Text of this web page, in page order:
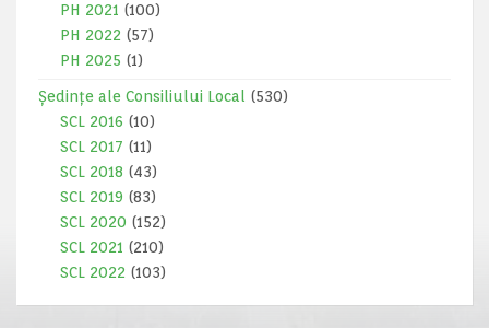
PH 2021 (100)
PH 2022 (57)
PH 2025 (1)
Ședințe ale Consiliului Local
(530)
SCL 2016 (10)
SCL 2017 (11)
SCL 2018 (43)
SCL 2019 (83)
SCL 2020 (152)
SCL 2021 (210)
SCL 2022 (103)